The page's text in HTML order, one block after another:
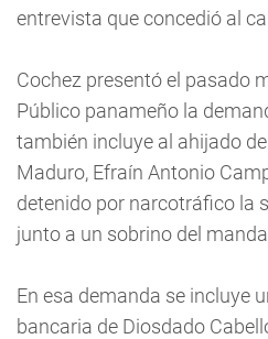
entrevista que concedió al
Cochez presentó el pasado
Público panameño la
también incluye al ahijado
Maduro, Efraín Antonio
detenido por narcotráfico la
junto a un sobrino del
En esa demanda se incluye
bancaria de Diosdado